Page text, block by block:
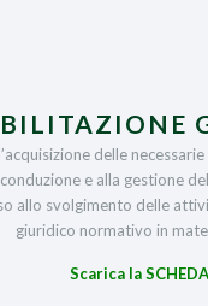
delle
conduzione e alla gestione
allo svolgimento delle
giuridico normativo in
Scarica la